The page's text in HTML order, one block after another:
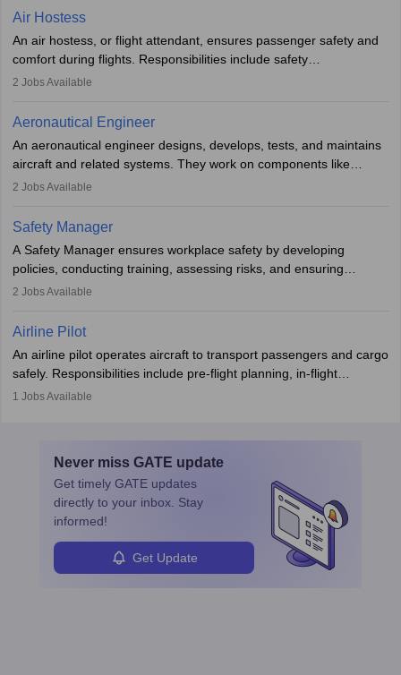
designing components, conducting tests, and performing
requiring advanced study. The role demands analytical skills,
technical knowledge, precision, and effective communication.
Air Hostess
An air hostess, or flight attendant, ensures passenger safety and
comfort during flights. Responsibilities include safety
demonstrations, serving meals, managing the cabin, handling
communication skills, a calm demeanour, and a service-oriented
attitude. It offers opportunities to travel and work in the dynamic
aviation and hospitality industry.
2 Jobs Available
Aeronautical Engineer
An aeronautical engineer designs, develops, tests, and maintains
aircraft and related systems. They work on components like
engines and wings, ensuring performance, safety, and efficiency.
technological innovation to improve fuel efficiency and reduce
noise. Aeronautical engineers collaborate with teams in aerospace
companies, government agencies, or research institutions,
requiring strong skills in physics, mathematics, and engineering
principles.
2 Jobs Available
Safety Manager
A Safety Manager ensures workplace safety by developing
policies, conducting training, assessing risks, and ensuring
regulatory compliance. They investigate incidents, manage
Working across industries like construction and healthcare, they
protect employees and maintain safe environments.
2 Jobs Available
Airline Pilot
An airline pilot operates aircraft to transport passengers and cargo
safely. Responsibilities include pre-flight planning, in-flight
operations, team collaboration, and post-flight duties. Pilots work
specialized training and adaptability.
1 Jobs Available
Never miss GATE update
Get timely GATE updates
directly to your inbox. Stay
informed!
Get Update